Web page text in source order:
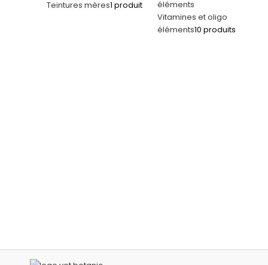
Teintures mères1 produit
Vitamines et oligo
éléments10 produits